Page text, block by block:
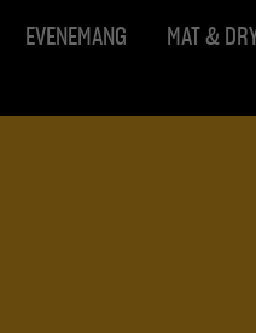
EVENEMANG MAT &